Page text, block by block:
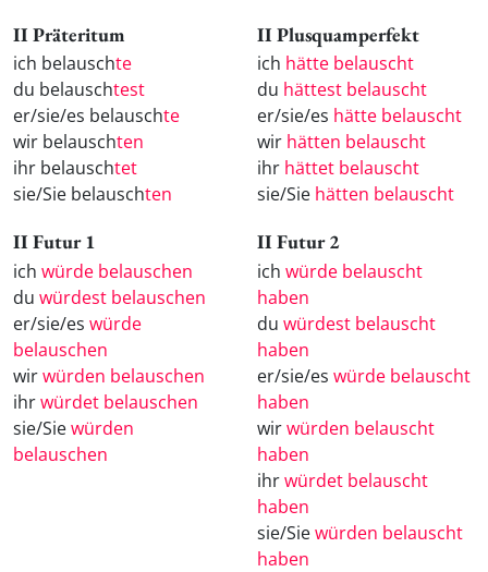
II Präteritum
ich belauschte
du belauschtest
er/sie/es belauschte
wir belauschten
ihr belauschtet
sie/Sie belauschten
II Plusquamperfekt
ich hätte belauscht
du hättest belauscht
er/sie/es hätte belauscht
wir hätten belauscht
ihr hättet belauscht
sie/Sie hätten belauscht
II Futur 1
ich würde belauschen
du würdest belauschen
er/sie/es würde
belauschen
wirwürden belauschen
ihrwürdet belauschen
sie/Siewürden
belauschen
II Futur 2
ich würde belauscht
haben
du würdest belauscht
haben
er/sie/es würde belauscht
haben
wirwürden belauscht
haben
ihrwürdet belauscht
haben
sie/Siewürden belauscht
haben